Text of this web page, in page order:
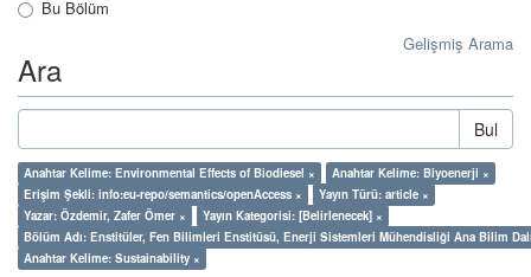
Bu Bölüm
Gelişmiş Arama
Ara
Bul
Anahtar Kelime: Environmental Effects of Biodiesel ×
Anahtar Kelime: Biyoenerji ×
Erişim Şekli: info:eu-repo/semantics/openAccess ×
Yayın Türü: article ×
Yazar: Özdemir, Zafer Ömer ×
Yayın Kategorisi: [Belirlenecek] ×
Bölüm Adı: Enstitüler, Fen Bilimleri Enstitüsü, Enerji Sistemleri Mühendisliği Ana Bilim
Anahtar Kelime: Sustainability ×